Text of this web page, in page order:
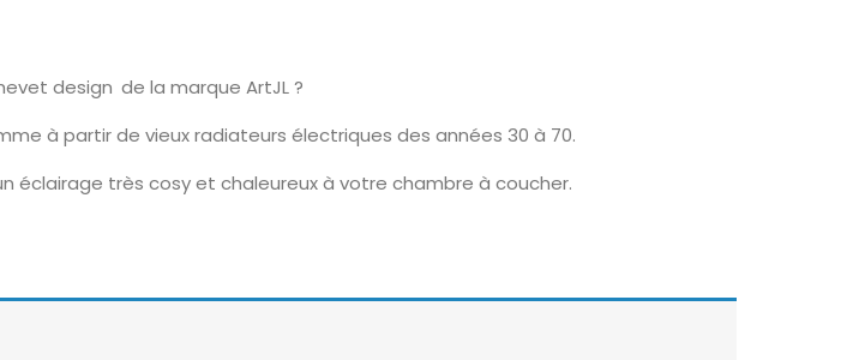
design de la marque ArtJL ?
à partir de vieux radiateurs électriques des années 30 à 70.
éclairage très cosy et chaleureux à votre chambre à coucher.